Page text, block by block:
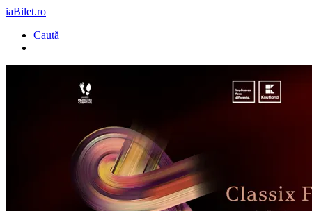
iaBilet.ro
Caută